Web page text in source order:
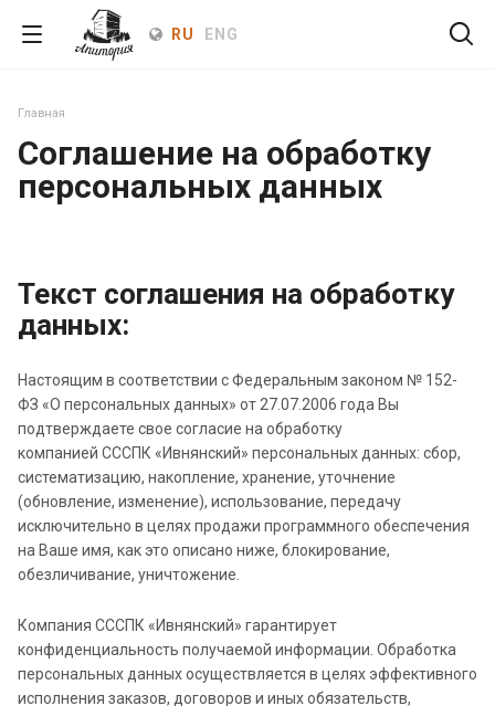
RU ENG
Главная
Соглашение на обработку
персональных данных
Текст соглашения на обработку
данных:
Настоящим в соответствии с Федеральным законом № 152-
ФЗ «О персональных данных» от 27.07.2006 года Вы
подтверждаете свое согласие на обработку
компанией СССПК «Ивнянский» персональных данных: сбор,
систематизацию, накопление, хранение, уточнение
(обновление, изменение), использование, передачу
исключительно в целях продажи программного обеспечения
на Ваше имя, как это описано ниже, блокирование,
обезличивание, уничтожение.
Компания СССПК «Ивнянский» гарантирует
конфиденциальность получаемой информации. Обработка
персональных данных осуществляется в целях эффективного
исполнения заказов, договоров и иных обязательств,